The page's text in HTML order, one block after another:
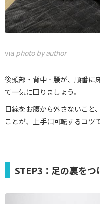
via photo by author
後頭部・背中・腰が、順番に
て一気に回りましょう。
目線をお腹から外さないこと
ことが、上手に回転するコツで
STEP3：足の裏をつ